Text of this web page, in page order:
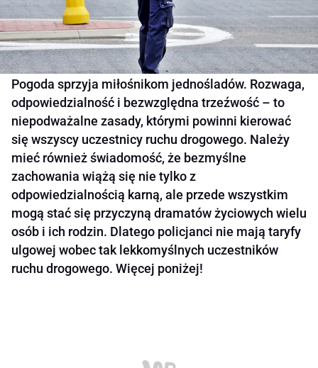
Pogoda sprzyja miłośnikom jednośladów. Rozwaga,
odpowiedzialność i bezwzględna trzeźwość – to
niepodważalne zasady, którymi powinni kierować
się wszyscy uczestnicy ruchu drogowego. Należy
mieć również świadomość, że bezmyślne
zachowania wiążą się nie tylko z
odpowiedzialnością karną, ale przede wszystkim
mogą stać się przyczyną dramatów życiowych wielu
osób i ich rodzin. Dlatego policjanci nie mają taryfy
ulgowej wobec tak lekkomyślnych uczestników
ruchu drogowego. Więcej poniżej!